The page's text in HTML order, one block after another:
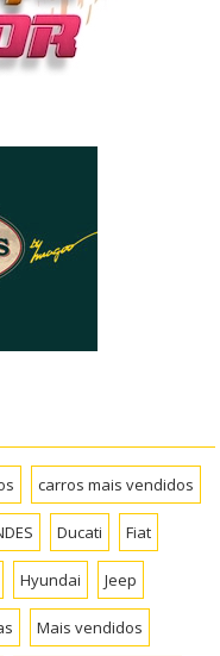
carros mais vendidos
Ducati Fiat
Hyundai Jeep
Mais vendidos